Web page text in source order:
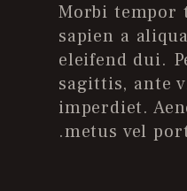
Morbi tempor
sapien a
eleifend dui.
sagittis, ante
imperdiet.
metus vel